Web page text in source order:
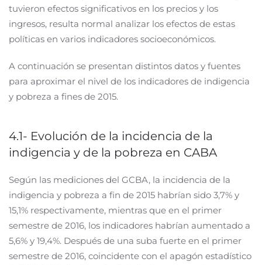
tuvieron efectos significativos en los precios y los
ingresos, resulta normal analizar los efectos de estas
políticas en varios indicadores socioeconómicos.
A continuación se presentan distintos datos y fuentes
para aproximar el nivel de los indicadores de indigencia
y pobreza a fines de 2015.
4.1- Evolución de la incidencia de la
indigencia y de la pobreza en CABA
Según las mediciones del GCBA, la incidencia de la
indigencia y pobreza a fin de 2015 habrían sido 3,7% y
15,1% respectivamente, mientras que en el primer
semestre de 2016, los indicadores habrían aumentado a
5,6% y 19,4%. Después de una suba fuerte en el primer
semestre de 2016, coincidente con el apagón estadístico